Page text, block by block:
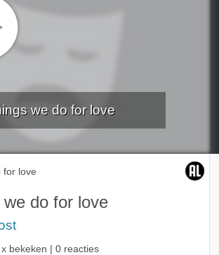
we do for love
for love
do for love
bekeken | 0 reacties